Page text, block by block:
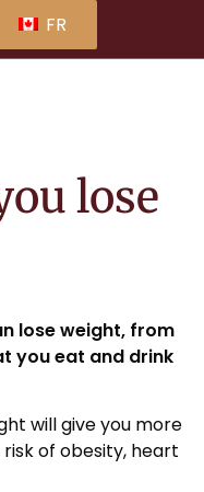
FR
lose
lose weight, from
you eat and drink
will give you more
of obesity, heart